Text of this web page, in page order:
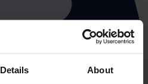
Details About